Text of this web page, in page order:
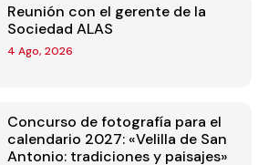
Reunión con el gerente de la
Sociedad ALAS
4 Ago, 2026
Concurso de fotografía para el
calendario 2027: «Velilla de San
Antonio: tradiciones y paisajes»